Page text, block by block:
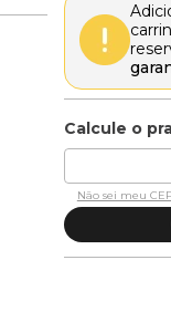
Não sei meu